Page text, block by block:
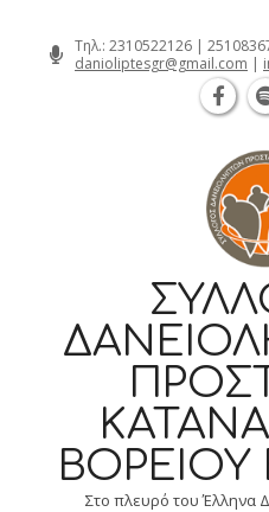
Τηλ.: 2310522126 |
danioliptesgr@gmail.com |
Στο πλευρό του Έλληνα